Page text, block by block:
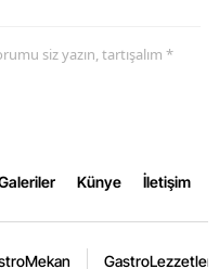
siz yazın, tartışalım *
Künye İletişim
GastroLezzetler